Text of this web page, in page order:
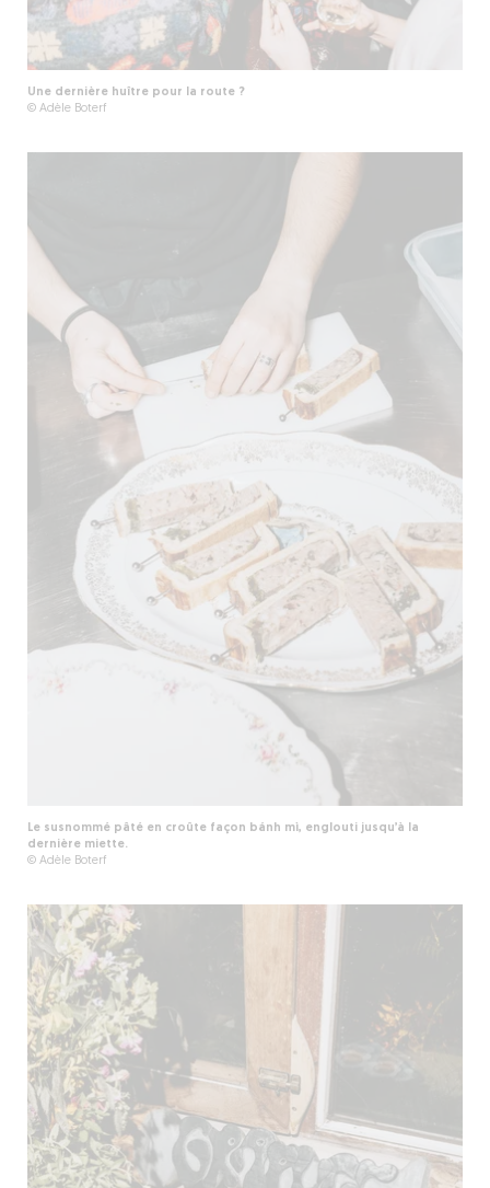
Une dernière huître pour la route ?
© Adèle Boterf
Le susnommé pâté en croûte façon bánh mì, englouti jusqu’à la
dernière miette.
© Adèle Boterf